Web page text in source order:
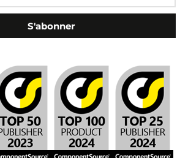
S'abonner